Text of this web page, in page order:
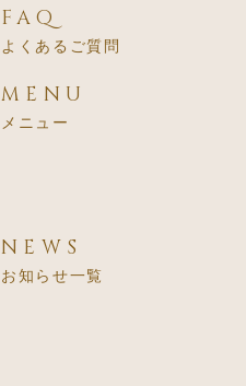
FAQ
よくあるご質問
MENU
メニュー
NEWS
お知らせ一覧